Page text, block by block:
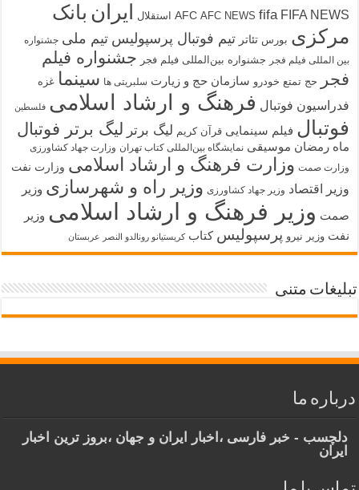
AFC AFC NEWS fifa FIFA NEWS استقلال ایران بانک
مرکزی بورس تئاتر تیم فوتبال پرسپولیس تیم ملی جشنواره
بین المللی فیلم فجر جشنواره بین‌المللی فیلم فجر جشنواره فیلم
فجر
حج تمتع خودرو سازمان حج و زیارت سلبریتی ها سینما غزه
فدراسیون فوتبال فرهنگ و ارشاد اسلامی فلسطین
فوتبال فیلم سینمایی قرآن کریم لیگ برتر لیگ برتر فوتبال
ماه رمضان موسیقی نمایشگاه بین‌المللی کتاب تهران وزارت جهاد کشاورزی
وزارت صمت وزارت فرهنگ و ارشاد اسلامی وزارت نفت
وزیر اقتصاد وزیر جهاد کشاورزی وزیر راه و شهرسازی وزیر
صمت وزیر فرهنگ و ارشاد اسلامی وزیر
نفت وزیر نیرو پرسپولیس کتاب کریستیانو رونالدو النصر عربستان
تبلیغات متنی
درباره ما
دلچسب - خبر فارسی ،اخبار ایران و جهان ،بروز ترین اخبار
ایران